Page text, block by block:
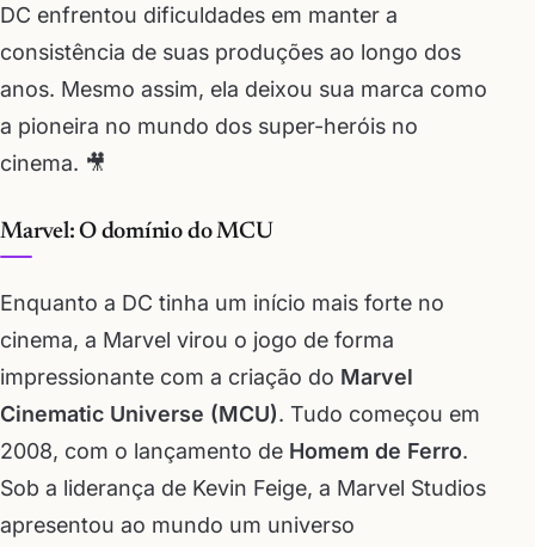
DC enfrentou dificuldades em manter a
consistência de suas produções ao longo dos
anos. Mesmo assim, ela deixou sua marca como
a pioneira no mundo dos super-heróis no
cinema. 🎥
Marvel: O domínio do MCU
Enquanto a DC tinha um início mais forte no
cinema, a Marvel virou o jogo de forma
impressionante com a criação do Marvel
Cinematic Universe (MCU). Tudo começou em
2008, com o lançamento de Homem de Ferro.
Sob a liderança de Kevin Feige, a Marvel Studios
apresentou ao mundo um universo